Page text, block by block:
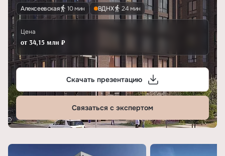
Алексеевская 10 мин ВДНХ 24 мин
Цена
от 34,15 млн ₽
Скачать презентацию
Связаться с экспертом